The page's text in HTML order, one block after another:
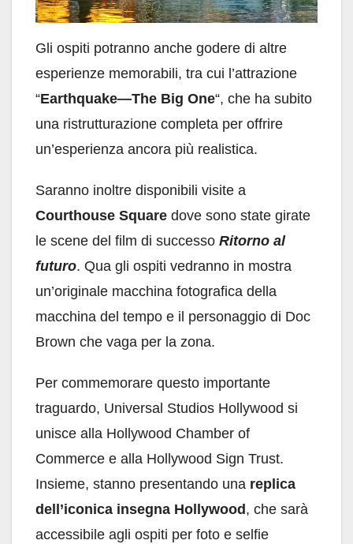
Gli ospiti potranno anche godere di altre
esperienze memorabili, tra cui l’attrazione
“Earthquake—The Big One“, che ha subito
una ristrutturazione completa per offrire
un’esperienza ancora più realistica.
Saranno inoltre disponibili visite a
Courthouse Square dove sono state girate
le scene del film di successo Ritorno al
futuro. Qua gli ospiti vedranno in mostra
un’originale macchina fotografica della
macchina del tempo e il personaggio di Doc
Brown che vaga per la zona.
Per commemorare questo importante
traguardo, Universal Studios Hollywood si
unisce alla Hollywood Chamber of
Commerce e alla Hollywood Sign Trust.
Insieme, stanno presentando una replica
dell’iconica insegna Hollywood , che sarà
accessibile agli ospiti per foto e selfie